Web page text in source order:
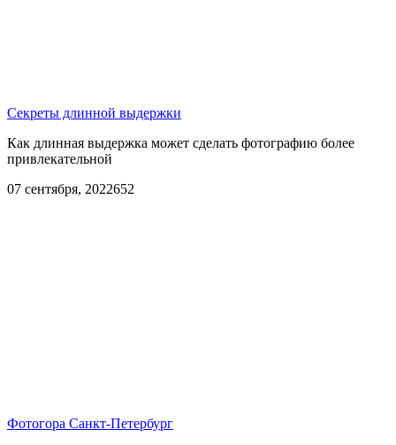
Секреты длинной выдержки
Как длинная выдержка может сделать фотографию более
привлекательной
07 сентября, 2022652
Фотогора Санкт-Петербург